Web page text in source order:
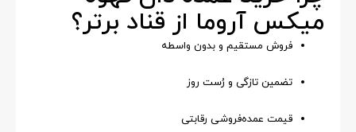
میکس آروما از قناد برتر؟
فروش مستقیم و بدون واسطه
تضمین تازگی و رُست روز
قیمت عمده‌فروشی رقابتی